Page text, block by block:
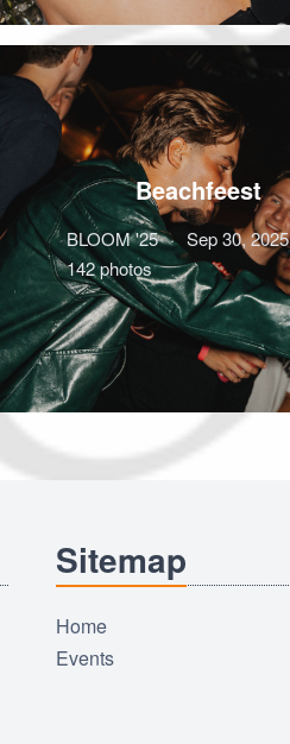
Beachfeest
BLOOM '25
Sep 30, 2025
142 photos
Sitemap
Home
Events